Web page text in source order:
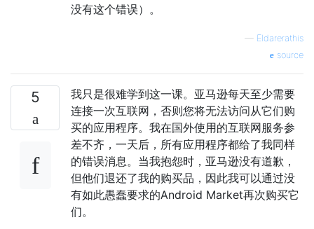
没有这个错误）。
— Eldarerathis
source
5
我只是很难学到这一课。亚马逊每天至少需要
连接一次互联网，否则您将无法访问从它们购
买的应用程序。我在国外使用的互联网服务参
差不齐，一天后，所有应用程序都给了我同样
的错误消息。当我抱怨时，亚马逊没有道歉，
但他们退还了我的购买品，因此我可以通过没
有如此愚蠢要求的Android Market再次购买它
们。